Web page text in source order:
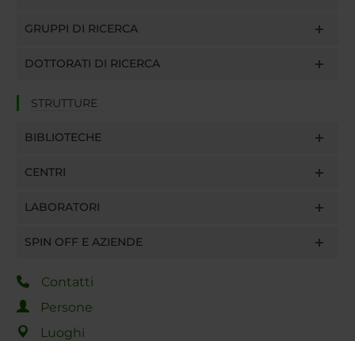
GRUPPI DI RICERCA
DOTTORATI DI RICERCA
STRUTTURE
BIBLIOTECHE
CENTRI
LABORATORI
SPIN OFF E AZIENDE
Contatti
Persone
Luoghi